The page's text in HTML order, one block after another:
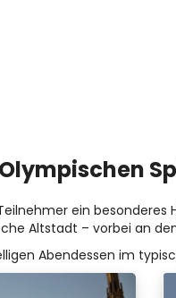
ein besonderes
Altstadt – vorbei an
Abendessen im